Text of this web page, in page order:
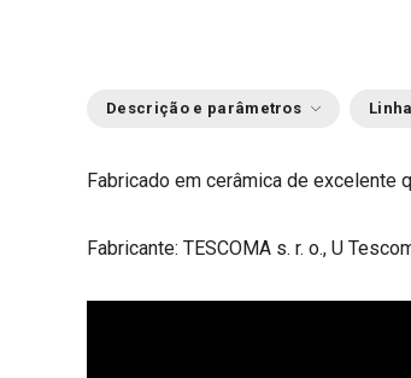
Descrição e parâmetros
Fabricado em cerâmica de excelente
Fabricante: TESCOMA s. r. o., U